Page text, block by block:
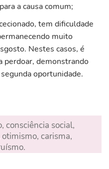
a causa comum;
tem dificuldade
muito
Nestes casos, é
perdoar, demonstrando
oportunidade.
consciência social,
carisma,